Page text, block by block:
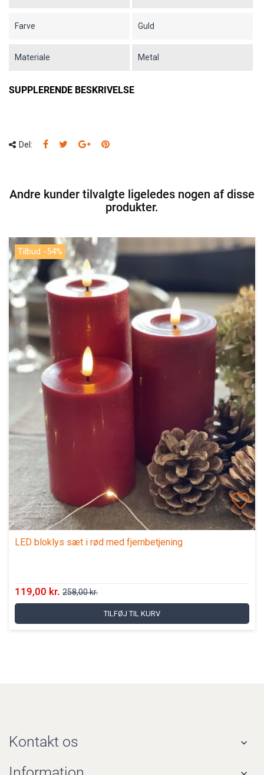
Farve Guld
Materiale Metal
SUPPLERENDE BESKRIVELSE
Del:
Andre kunder tilvalgte ligeledes nogen af disse
produkter.
Tilbud -54%
LED bloklys sæt i rød med fjernbetjening
119,00 kr. 258,00 kr.
TILFØJ TIL KURV
Kontakt os 